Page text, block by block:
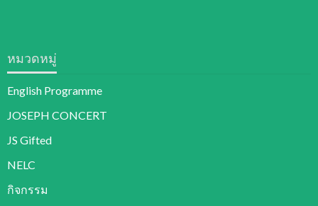
หมวดหมู่
English Programme
JOSEPH CONCERT
JS Gifted
NELC
กิจกรรม